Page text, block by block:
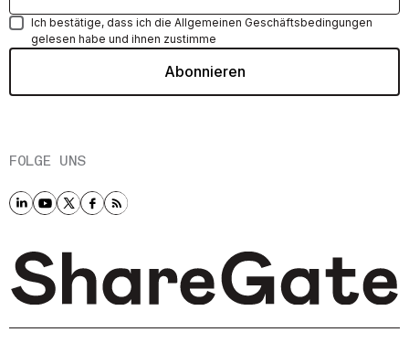
Ich bestätige, dass ich die Allgemeinen Geschäftsbedingungen
gelesen habe und ihnen zustimme
FOLGE UNS